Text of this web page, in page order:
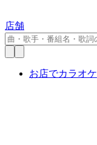
店舗
お店でカラオケ